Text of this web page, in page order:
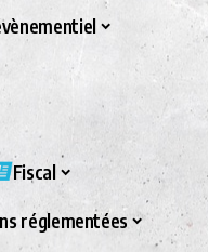
Fiscal
réglementées